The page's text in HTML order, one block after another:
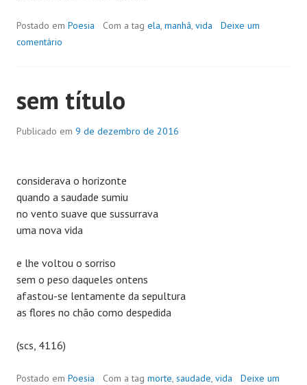
Postado em Poesia Com a tag ela, manhã, vida
Deixe um
comentário
sem título
Publicado em 9 de dezembro de 2016
considerava o horizonte
quando a saudade sumiu
no vento suave que sussurrava
uma nova vida
e lhe voltou o sorriso
sem o peso daqueles ontens
afastou-se lentamente da sepultura
as flores no chão como despedida
(scs, 4116)
Postado em Poesia Com a tag morte, saudade, vida
Deixe um